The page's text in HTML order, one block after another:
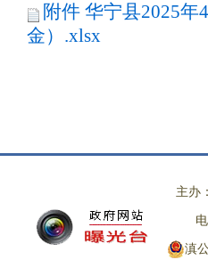
附件 华宁县2025
金）.xlsx
主办
滇